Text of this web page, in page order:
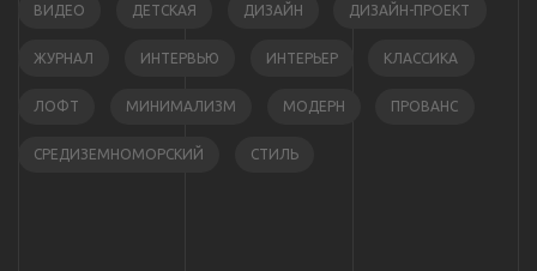
ВИДЕО ДЕТСКАЯ ДИЗАЙН ДИЗАЙН-ПРОЕКТ
ЖУРНАЛ ИНТЕРВЬЮ ИНТЕРЬЕР КЛАССИКА
ЛОФТ МИНИМАЛИЗМ МОДЕРН ПРОВАНС
СРЕДИЗЕМНОМОРСКИЙ СТИЛЬ